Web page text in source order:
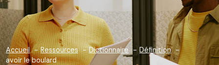
Accueil Ressources Dictionnaire
Définition
avoir le boulard